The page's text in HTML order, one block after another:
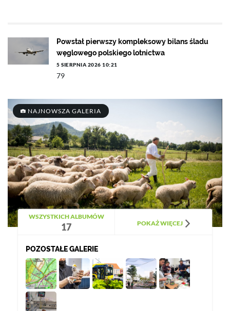
Powstał pierwszy kompleksowy bilans śladu
węglowego polskiego lotnictwa
5 SIERPNIA 2026 10:21
79
NAJNOWSZA GALERIA
WSZYSTKICH ALBUMÓW
17 POKAŻ WIĘCEJ
POZOSTAŁE GALERIE